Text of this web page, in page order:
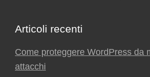
Articoli recenti
Come proteggere WordPress da
attacchi